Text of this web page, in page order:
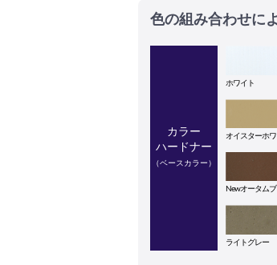
色の組み合わせに
カラー
ハードナー
（ベースカラー）
ホワイト
オイスターホワ
Newオータム
ライトグレー